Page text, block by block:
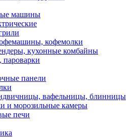
машины
кофемолки
кухонные комбайны
пароварки
панели
вафельницы, блинницы
и морозильные камеры
печи